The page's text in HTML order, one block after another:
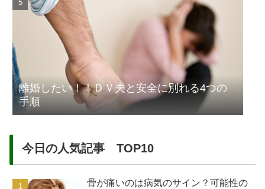
離婚したい！！ＤＶ夫と安全に別れる4つの
手順
今日の人気記事 TOP10
骨が痛いのは病気のサイン？可能性の